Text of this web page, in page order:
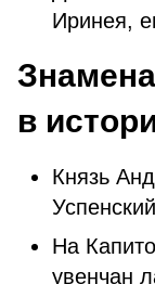
Иринея,
в
Князь
На
увенчан